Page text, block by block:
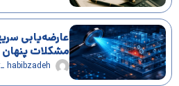
عارضه‌یابی
مشکلات پنهان
habibzadeh